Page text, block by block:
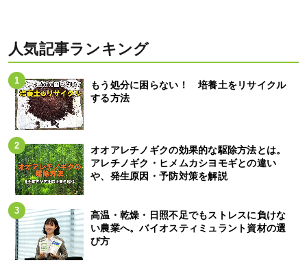
人気記事ランキング
もう処分に困らない！ 培養土をリサイクル
する方法
オオアレチノギクの効果的な駆除方法とは。
アレチノギク・ヒメムカシヨモギとの違い
や、発生原因・予防対策を解説
高温・乾燥・日照不足でもストレスに負けな
い農業へ。バイオスティミュラント資材の選
び方